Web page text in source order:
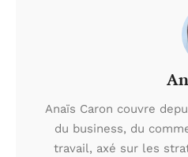
Anaïs Caron couvre
du business, du
travail, axé sur les